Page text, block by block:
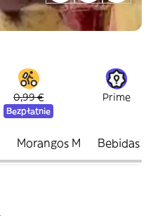
0,99 €
Bezpłatnie
Prime
Morangos M Bebidas